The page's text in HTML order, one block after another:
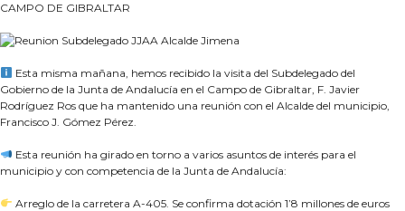
CAMPO DE GIBRALTAR
Esta misma mañana, hemos recibido la visita del Subdelegado del
Gobierno de la Junta de Andalucía en el Campo de Gibraltar, F. Javier
Rodríguez Ros que ha mantenido una reunión con el Alcalde del municipio,
Francisco J. Gómez Pérez.
Esta reunión ha girado en torno a varios asuntos de interés para el
municipio y con competencia de la Junta de Andalucía:
Arreglo de la carretera A-405. Se confirma dotación 1’8 millones de euros